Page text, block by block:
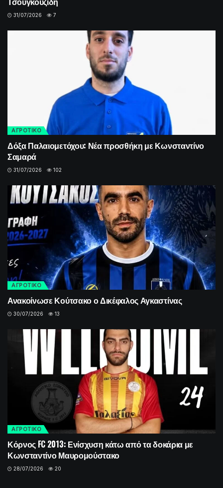
31/07/2026 7
ΑΓΡΟΤΙΚΟ
Δόξα Παλαιομετόχου: Νέα προσθήκη με Κωνσταντίνο
Σαμαρά
31/07/2026 102
ΑΓΡΟΤΙΚΟ
Ανακοίνωσε Κούτσακο ο Δικέφαλος Αγκαστίνας
30/07/2026 13
ΑΓΡΟΤΙΚΟ
Κόρνος FC 2013: Ενίσχυση κάτω από τα δοκάρια με
Κωνσταντίνο Μαυρομούστακο
28/07/2026 20